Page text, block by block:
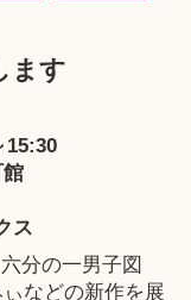
ます
15:30
ス
六分の一男子図
などの新作を展